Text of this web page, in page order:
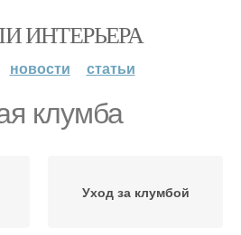
ИНТЕРЬЕРА
новости статьи
клумба
Уход за клумбой